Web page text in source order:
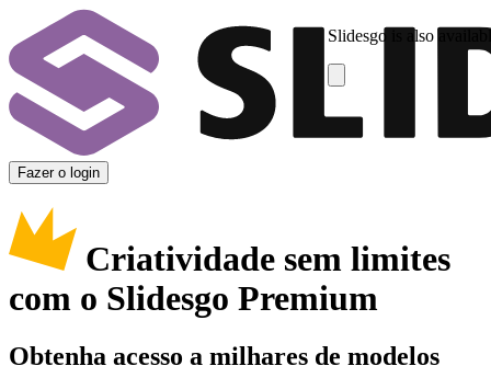
Slidesgo is also
Fazer o login
Criatividade sem limites
com o Slidesgo Premium
Obtenha acesso a milhares de modelos